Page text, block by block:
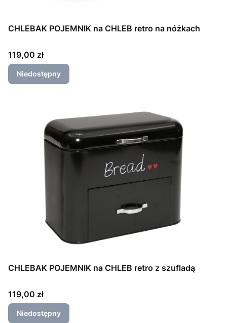
CHLEBAK POJEMNIK na CHLEB retro na nóżkach
Cena
119,00 zł
Niedostępny
CHLEBAK POJEMNIK na CHLEB retro z szufladą
Cena
119,00 zł
Niedostępny